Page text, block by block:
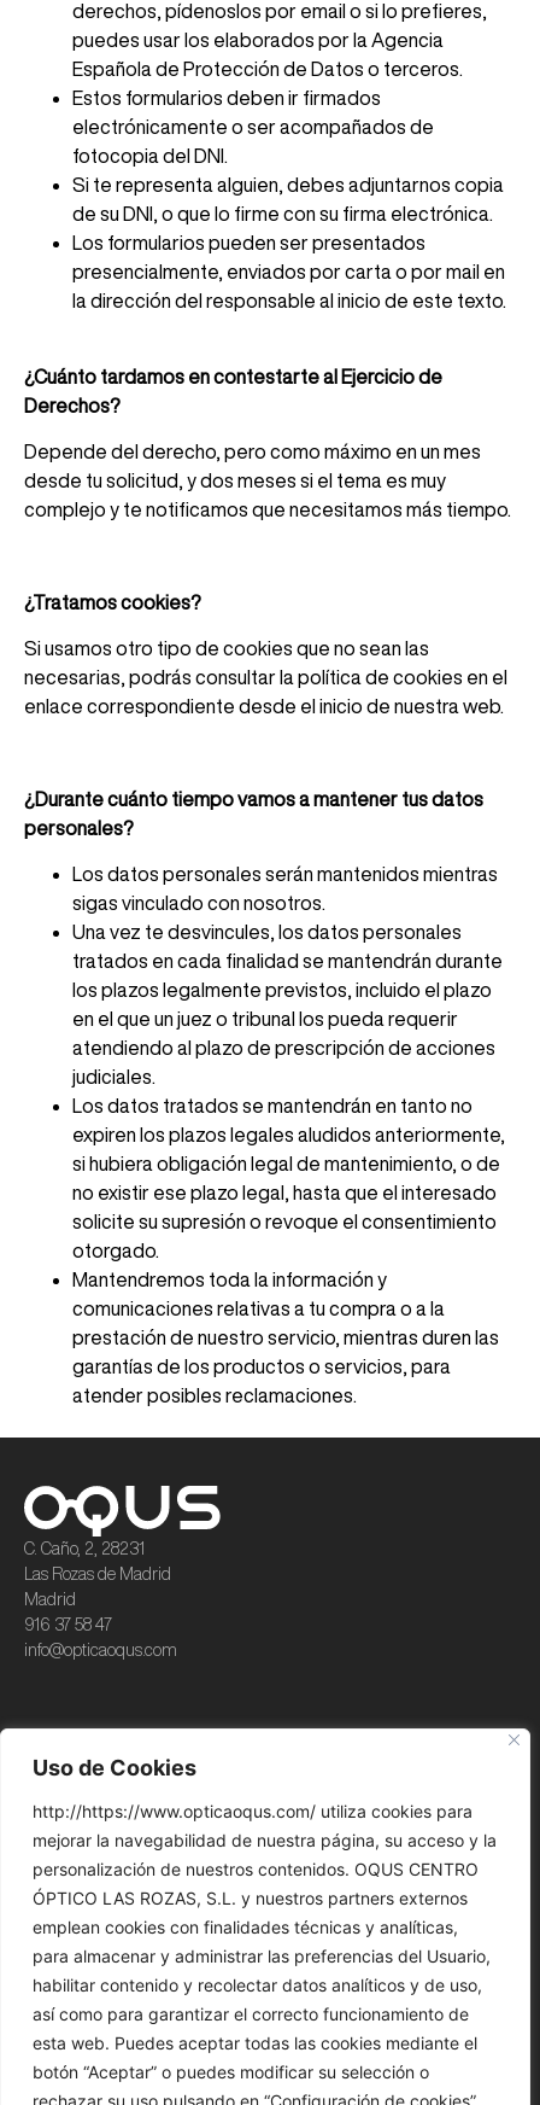
Uso de Cookies
http://https://www.opticaoqus.com/ utiliza cookies para
mejorar la navegabilidad de nuestra página, su acceso y la
personalización de nuestros contenidos. OQUS CENTRO
ÓPTICO LAS ROZAS, S.L. y nuestros partners externos
emplean cookies con finalidades técnicas y analíticas,
para almacenar y administrar las preferencias del Usuario,
habilitar contenido y recolectar datos analíticos y de uso,
así como para garantizar el correcto funcionamiento de
esta web. Puedes aceptar todas las cookies mediante el
botón “Aceptar” o puedes modificar su selección o
rechazar su uso pulsando en “Configuración de cookies”.
derechos, pídenoslos por email o si lo prefieres,
puedes usar los elaborados por la Agencia
Española de Protección de Datos o terceros.
Estos formularios deben ir firmados
electrónicamente o ser acompañados de
fotocopia del DNI.
Si te representa alguien, debes adjuntarnos copia
de su DNI, o que lo firme con su firma electrónica.
Los formularios pueden ser presentados
presencialmente, enviados por carta o por mail en
la dirección del responsable al inicio de este texto.
¿Cuánto tardamos en contestarte al Ejercicio de
Derechos?
Depende del derecho, pero como máximo en un mes
desde tu solicitud, y dos meses si el tema es muy
complejo y te notificamos que necesitamos más tiempo.
¿Tratamos cookies?
Si usamos otro tipo de cookies que no sean las
necesarias, podrás consultar la política de cookies en el
enlace correspondiente desde el inicio de nuestra web.
¿Durante cuánto tiempo vamos a mantener tus datos
personales?
Los datos personales serán mantenidos mientras
sigas vinculado con nosotros.
Una vez te desvincules, los datos personales
tratados en cada finalidad se mantendrán durante
los plazos legalmente previstos, incluido el plazo
en el que un juez o tribunal los pueda requerir
atendiendo al plazo de prescripción de acciones
judiciales.
Los datos tratados se mantendrán en tanto no
expiren los plazos legales aludidos anteriormente,
si hubiera obligación legal de mantenimiento, o de
no existir ese plazo legal, hasta que el interesado
solicite su supresión o revoque el consentimiento
otorgado.
Mantendremos toda la información y
comunicaciones relativas a tu compra o a la
prestación de nuestro servicio, mientras duren las
garantías de los productos o servicios, para
atender posibles reclamaciones.
C. Caño, 2, 28231
Las Rozas de Madrid
Madrid
916 37 58 47​
info@opticaoqus.com
Kuboraum
Moscot
Nina Mûr
. . .
Contactología
Visión Infantil
Información
Sobre nosotros
Términos y condiciones
Aviso legal
Política de cookies